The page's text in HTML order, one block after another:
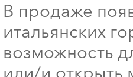
В продаже
итальянских
возможность
или/и открыть